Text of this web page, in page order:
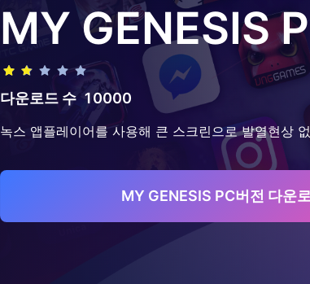
MY GENESIS
다운로드 수 10000
녹스 앱플레이어를 사용해 큰 스크린으로 발열현상
MY GENESIS PC버전 다운